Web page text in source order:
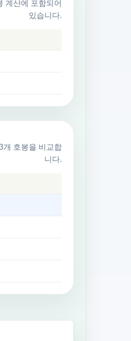
계산에 포함되어
있습니다.
개 호봉을 비교합
니다.